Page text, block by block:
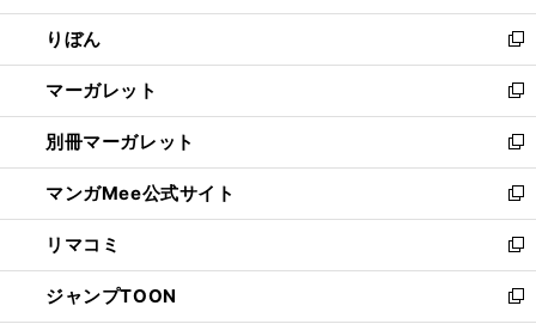
開
く
ウ
で
開
く
ン
ド
ウ
で
開
く
ウ
ィ
ン
ド
ウ
で
開
く
りぼん
新
し
い
ウ
ィ
ン
ド
ウ
で
開
く
マーガレット
新
し
い
ウ
ィ
ン
ド
ウ
で
別冊マーガレット
新
し
い
ウ
ィ
ン
ド
マンガMee公式サイト
新
し
い
ウ
ィ
リマコミ
新
し
い
ジャンプTOON
新